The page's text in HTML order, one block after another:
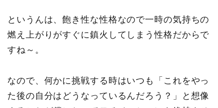
というんは、飽き性な性格なので一時の気持ちの
燃え上がりがすぐに鎮火してしまう性格だからで
すね～。
なので、何かに挑戦する時はいつも「これをやっ
た後の自分はどうなっているんだろう？」と想像